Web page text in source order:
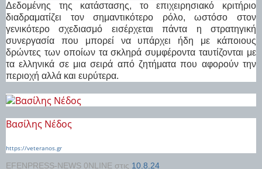
Δεδομένης της κατάστασης, το επιχειρησιακό κριτήριο
διαδραματίζει τον σημαντικότερο ρόλο, ωστόσο στον
γενικότερο σχεδιασμό εισέρχεται πάντα η στρατηγική
συνεργασία που μπορεί να υπάρχει ήδη με κάποιους
δρώντες των οποίων τα σκληρά συμφέροντα ταυτίζονται με
τα ελληνικά σε μια σειρά από ζητήματα που αφορούν την
περιοχή αλλά και ευρύτερα.
Βασίλης Νέδος
https://veteranos.gr
EFENPRESS-NEWS 0NLINE στις 10.8.24